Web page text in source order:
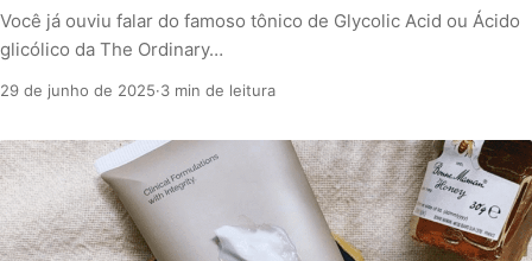
Você já ouviu falar do famoso tônico de Glycolic Acid ou Ácido
glicólico da The Ordinary…
29 de junho de 2025·3 min de leitura